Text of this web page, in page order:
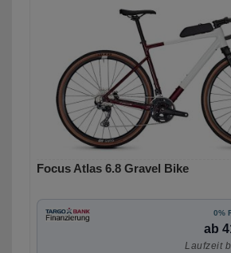
Focus Atlas 6.8 Gravel Bike
0%
ab
Laufzeit